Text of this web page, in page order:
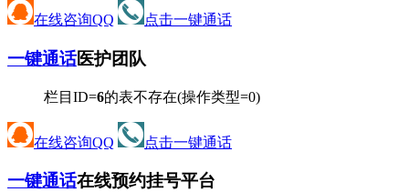
在线咨询QQ 点击一键通话
一键通话医护团队
栏目ID=6的表不存在(操作类型=0)
在线咨询QQ 点击一键通话
一键通话在线预约挂号平台